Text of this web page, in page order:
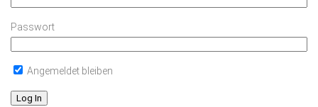
Passwort
Angemeldet bleiben